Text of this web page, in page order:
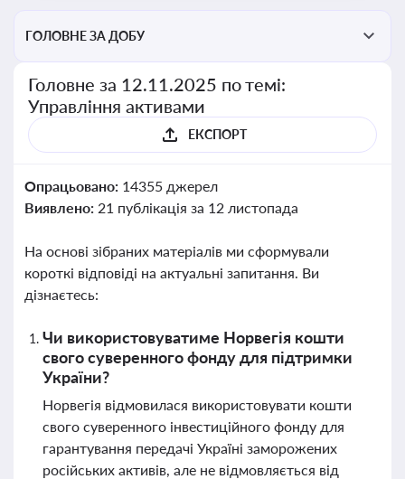
ГОЛОВНЕ ЗА ДОБУ
Головне за 12.11.2025 по темі:
Управління активами
ЕКСПОРТ
Опрацьовано: 14355 джерел
Виявлено: 21 публікація за 12 листопада
На основі зібраних матеріалів ми сформували
короткі відповіді на актуальні запитання. Ви
дізнаєтесь:
Чи використовуватиме Норвегія кошти
свого суверенного фонду для підтримки
України?
Норвегія відмовилася використовувати кошти
свого суверенного інвестиційного фонду для
гарантування передачі Україні заморожених
російських активів, але не відмовляється від